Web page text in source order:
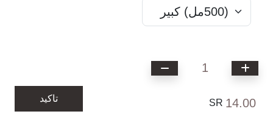
1
14.00
SR تاكيد